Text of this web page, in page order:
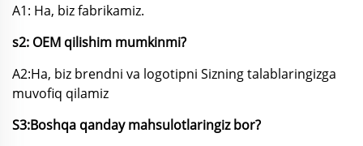
A1: Ha, biz fabrikamiz.
s2: OEM qilishim mumkinmi?
A2:Ha, biz brendni va logotipni Sizning talablaringizga
muvofiq qilamiz
S3:Boshqa qanday mahsulotlaringiz bor?